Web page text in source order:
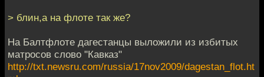
> блин,а на флоте так же?
На Балтфлоте дагестанцы выложили из избитых
матросов слово "Кавказ"
http://txt.newsru.com/russia/17nov2009/dagestan_flot.ht